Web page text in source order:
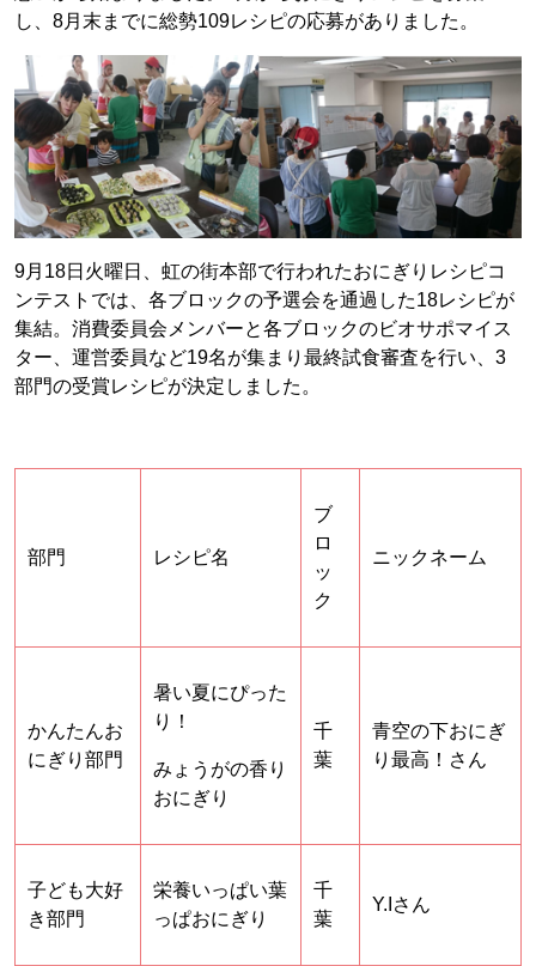
し、8月末までに総勢109レシピの応募がありました。
9月18日火曜日、虹の街本部で行われたおにぎりレシピコ
ンテストでは、各ブロックの予選会を通過した18レシピが
集結。消費委員会メンバーと各ブロックのビオサポマイス
ター、運営委員など19名が集まり最終試食審査を行い、3
部門の受賞レシピが決定しました。
部門 レシピ名
ブ
ロ
ッ
ク
ニックネーム
かんたんお
にぎり部門
暑い夏にぴった
り！
みょうがの香り
おにぎり
千
葉
青空の下おにぎ
り最高！さん
子ども大好
き部門
栄養いっぱい葉
っぱおにぎり
千
葉
Y.Iさん